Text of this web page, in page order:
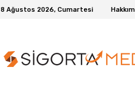
8 Ağustos 2026, Cumartesi